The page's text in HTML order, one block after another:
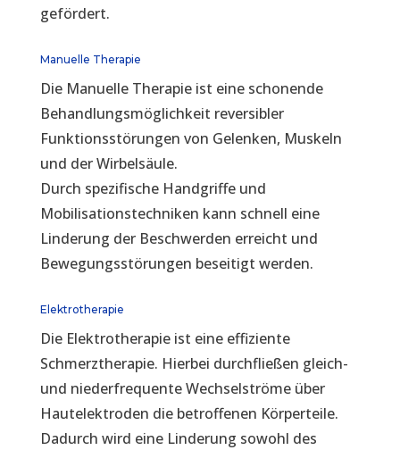
gefördert.
Manuelle Therapie
Die Manuelle Therapie ist eine schonende
Behandlungsmöglichkeit reversibler
Funktionsstörungen von Gelenken, Muskeln
und der Wirbelsäule.
Durch spezifische Handgriffe und
Mobilisationstechniken kann schnell eine
Linderung der Beschwerden erreicht und
Bewegungsstörungen beseitigt werden.
Elektrotherapie
Die Elektrotherapie ist eine effiziente
Schmerztherapie. Hierbei durchfließen gleich-
und niederfrequente Wechselströme über
Hautelektroden die betroffenen Körperteile.
Dadurch wird eine Linderung sowohl des